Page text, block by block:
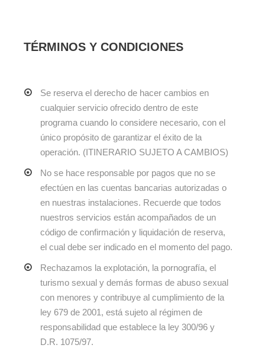
TÉRMINOS Y CONDICIONES
Se reserva el derecho de hacer cambios en
cualquier servicio ofrecido dentro de este
programa cuando lo considere necesario, con el
único propósito de garantizar el éxito de la
operación. (ITINERARIO SUJETO A CAMBIOS)
No se hace responsable por pagos que no se
efectúen en las cuentas bancarias autorizadas o
en nuestras instalaciones. Recuerde que todos
nuestros servicios están acompañados de un
código de confirmación y liquidación de reserva,
el cual debe ser indicado en el momento del pago.
Rechazamos la explotación, la pornografía, el
turismo sexual y demás formas de abuso sexual
con menores y contribuye al cumplimiento de la
ley 679 de 2001, está sujeto al régimen de
responsabilidad que establece la ley 300/96 y
D.R. 1075/97.